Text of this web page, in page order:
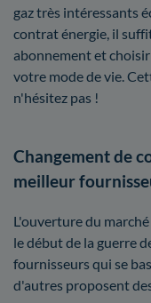
gaz très intéressants
contrat énergie, il
abonnement et
votre mode de vie.
n'hésitez pas !
Changement de
meilleur
L'ouverture du
le début de la guerre
fournisseurs qui se
d'autres proposent